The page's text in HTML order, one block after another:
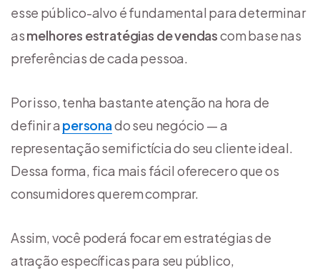
esse público-alvo é fundamental para determinar
asmelhores estratégias de vendascom base nas
preferências de cada pessoa.
Por isso, tenha bastante atenção na hora de
definir a personado seu negócio — a
representação semifictícia do seu cliente ideal.
Dessa forma, fica mais fácil oferecer o que os
consumidores querem comprar.
Assim, você poderá focar em estratégias de
atração específicas para seu público,